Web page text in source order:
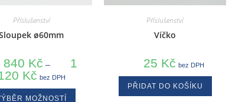
Příslušenství
ø60mm
840 Kč –
1
Kč bez DPH
MOŽNOSTÍ
Příslušenství
Víčko
25 Kč bez DPH
PŘIDAT DO KOŠÍKU